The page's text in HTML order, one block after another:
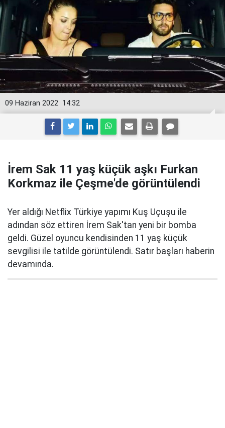
14:32
09 Haziran 2022
İrem Sak 11 yaş küçük aşkı Furkan
Korkmaz ile Çeşme'de görüntülendi
Yer aldığı Netflix Türkiye yapımı Kuş Uçuşu ile
adından söz ettiren İrem Sak'tan yeni bir bomba
geldi. Güzel oyuncu kendisinden 11 yaş küçük
sevgilisi ile tatilde görüntülendi. Satır başları haberin
devamında.